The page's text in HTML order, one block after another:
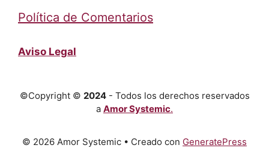
Política de Comentarios
Aviso Legal
©Copyright © 2024- Todos los derechos reservados
a Amor Systemic.
© 2026 Amor Systemic • Creado con GeneratePress